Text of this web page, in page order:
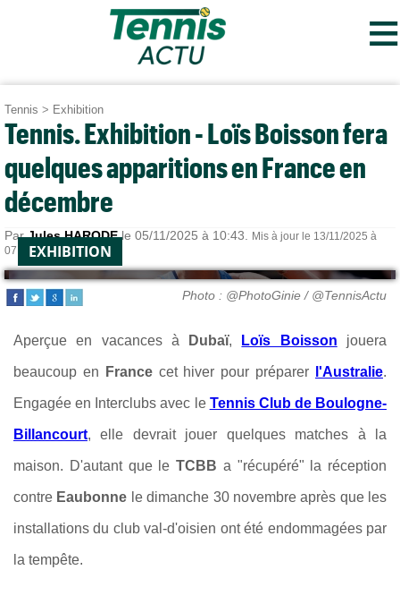
≡
Tennis > Exhibition
Tennis. Exhibition - Loïs Boisson fera
quelques apparitions en France en
décembre
ParJules HARODEle 05/11/2025 à 10:43.
Mis à jour le 13/11/2025 à
07:48.EXHIBITION
Photo : @PhotoGinie / @TennisActu
Aperçue en vacances à Dubaï, Loïs Boisson jouera
beaucoup en France cet hiver pour préparer l'Australie.
Engagée en Interclubs avec le Tennis Club de Boulogne-
Billancourt, elle devrait jouer quelques matches à la
maison. D'autant que le TCBB a "récupéré" la réception
contre Eaubonne le dimanche 30 novembre après que les
installations du club val-d'oisien ont été endommagées par
la tempête.